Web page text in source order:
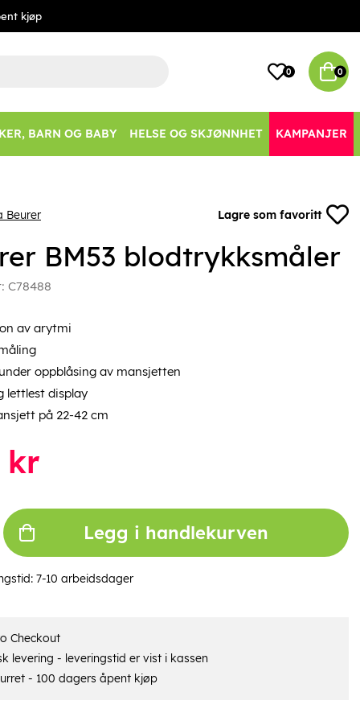
kjøp
0 0
BARN OG BABY HELSE OG SKJØNNHET KAMPANJER
Beurer Lagre som favoritt
BM53 blodtrykksmåler
C78488
av arytmi
oppblåsing av mansjetten
lettlest display
på 22-42 cm
Legg i handlekurven
7-10 arbeidsdager
Checkout
levering - leveringstid er vist i kassen
- 100 dagers åpent kjøp